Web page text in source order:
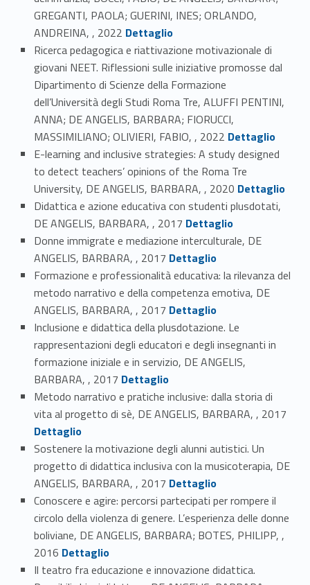
GREGANTI, PAOLA; GUERINI, INES; ORLANDO,
ANDREINA, , 2022 Link identifier #identifier_person_130465-7Dettaglio
Ricerca pedagogica e riattivazione motivazionale di
giovani NEET. Riflessioni sulle iniziative promosse dal
Dipartimento di Scienze della Formazione
dell’Università degli Studi Roma Tre, ALUFFI PENTINI,
ANNA; DE ANGELIS, BARBARA; FIORUCCI,
MASSIMILIANO; OLIVIERI, FABIO, , 2022 Link identifier #identifier_person_176411-8Dettaglio
E-learning and inclusive strategies: A study designed
to detect teachers’ opinions of the Roma Tre
University, DE ANGELIS, BARBARA, , 2020 Link identifier #identifier_person_100658-9Dettaglio
Didattica e azione educativa con studenti plusdotati,
DE ANGELIS, BARBARA, , 2017 Link identifier #identifier_person_173175-10
Dettaglio
Donne immigrate e mediazione interculturale, DE
ANGELIS, BARBARA, , 2017 Link identifier #identifier_person_46651-11
Dettaglio
Formazione e professionalità educativa: la rilevanza del
metodo narrativo e della competenza emotiva, DE
ANGELIS, BARBARA, , 2017 Link identifier #identifier_person_150035-12
Dettaglio
Inclusione e didattica della plusdotazione. Le
rappresentazioni degli educatori e degli insegnanti in
formazione iniziale e in servizio, DE ANGELIS,
BARBARA, , 2017 Link identifier #identifier_person_112603-13
Dettaglio
Metodo narrativo e pratiche inclusive: dalla storia di
vita al progetto di sè, DE ANGELIS, BARBARA, , 2017
Dettaglio
Sostenere la motivazione degli alunni autistici. Un
progetto di didattica inclusiva con la musicoterapia, DE
ANGELIS, BARBARA, , 2017 Link identifier #identifier_person_166727-15
Dettaglio
Conoscere e agire: percorsi partecipati per rompere il
circolo della violenza di genere. L’esperienza delle donne
boliviane, DE ANGELIS, BARBARA; BOTES, PHILIPP, ,
2016 Link identifier #identifier_person_6989-16
Dettaglio
Il teatro fra educazione e innovazione didattica.